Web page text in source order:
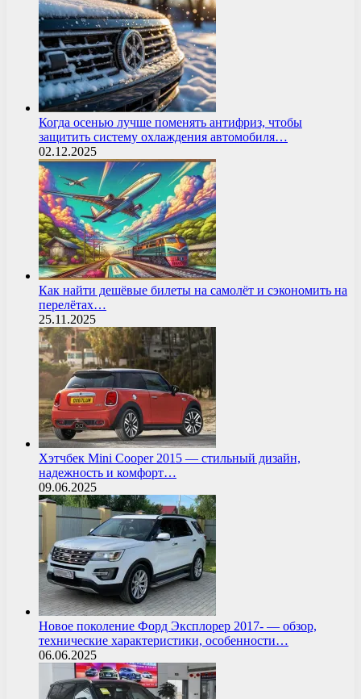
Когда осенью лучше поменять антифриз, чтобы
защитить систему охлаждения автомобиля…
02.12.2025
Как найти дешёвые билеты на самолёт и сэкономить на
перелётах…
25.11.2025
Хэтчбек Mini Cooper 2015 — стильный дизайн,
надежность и комфорт…
09.06.2025
Новое поколение Форд Эксплорер 2017- — обзор,
технические характеристики, особенности…
06.06.2025